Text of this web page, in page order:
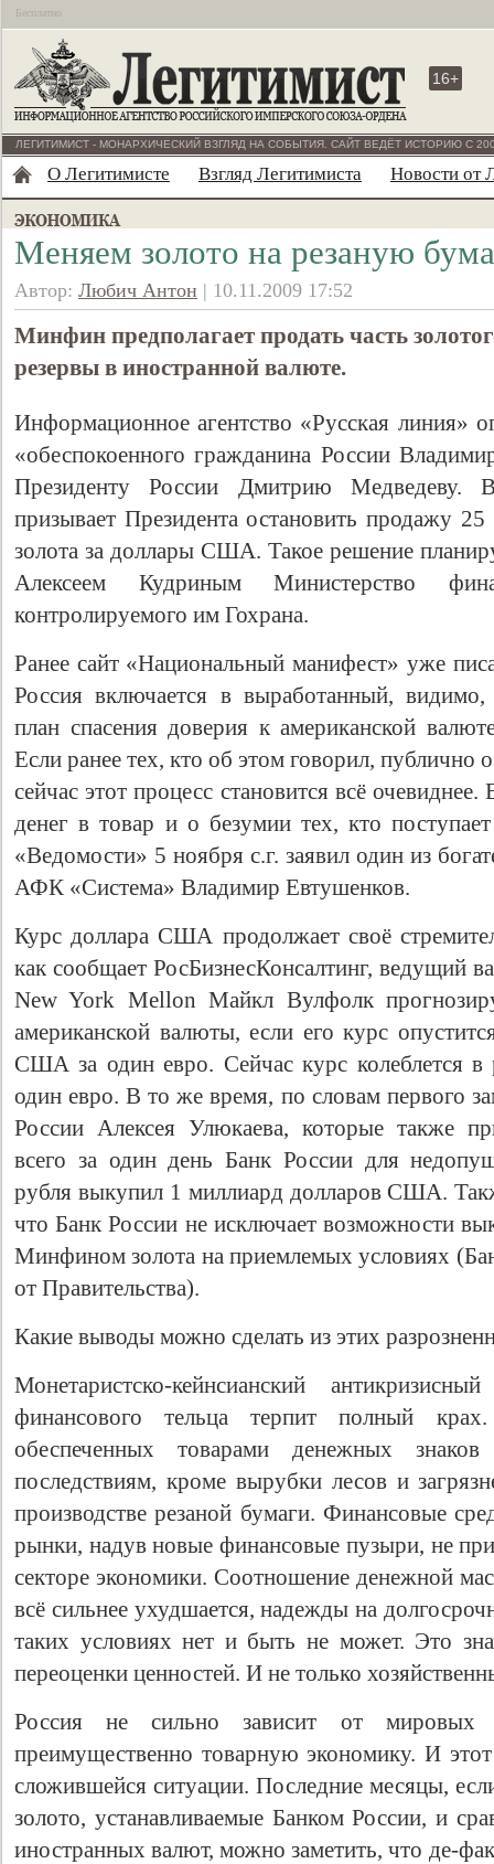
Бесплатно
16+
ЛЕГИТИМИСТ - МОНАРХИЧЕСКИЙ ВЗГЛЯД НА СОБЫТИЯ. САЙТ ВЕДЁТ ИСТОРИЮ С
О Легитимисте Взгляд Легитимиста Новости от
Меняем золото на резаную
Автор: Любич Антон | 10.11.2009 17:52
Минфин предполагает продать часть
резервы в иностранной валюте.
Информационное агентство «Русская линия»
«обеспокоенного гражданина России
Президенту России Дмитрию Медведеву.
призывает Президента остановить продажу
золота за доллары США. Такое решение
Алексеем Кудриным Министерство
контролируемого им Гохрана.
Ранее сайт «Национальный манифест» уже
Россия включается в выработанный,
план спасения доверия к американской
Если ранее тех, кто об этом говорил, публично
сейчас этот процесс становится всё
денег в товар и о безумии тех, кто
«Ведомости» 5 ноября с.г. заявил один из
АФК «Система» Владимир Евтушенков.
Курс доллара США продолжает своё
как сообщает РосБизнесКонсалтинг, ведущий
New York Mellon Майкл Вулфолк
американской валюты, если его курс
США за один евро. Сейчас курс колеблется
один евро. В то же время, по словам первого
России Алексея Улюкаева, которые также
всего за один день Банк России для
рубля выкупил 1 миллиард долларов США.
что Банк России не исключает возможности
Минфином золота на приемлемых условиях
от Правительства).
Какие выводы можно сделать из этих
Монетаристско-кейнсианский
финансового тельца терпит полный
обеспеченных товарами денежных
последствиям, кроме вырубки лесов и
производстве резаной бумаги. Финансовые
рынки, надув новые финансовые пузыри, не
секторе экономики. Соотношение денежной
всё сильнее ухудшается, надежды на
таких условиях нет и быть не может. Это
переоценки ценностей. И не только
Россия не сильно зависит от мировых
преимущественно товарную экономику. И
сложившейся ситуации. Последние месяцы,
золото, устанавливаемые Банком России, и
иностранных валют, можно заметить, что де-
Свидетельство